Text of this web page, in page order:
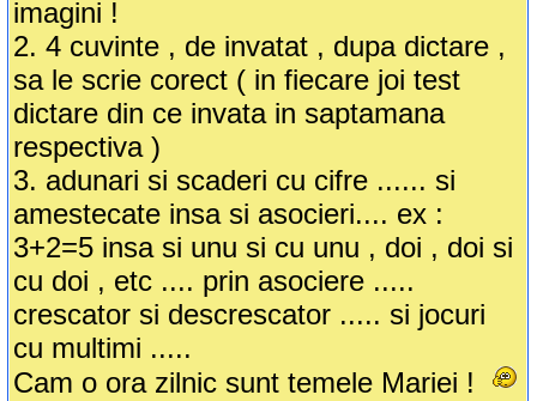
imagini !
2. 4 cuvinte , de invatat , dupa dictare ,
sa le scrie corect ( in fiecare joi test
dictare din ce invata in saptamana
respectiva )
3. adunari si scaderi cu cifre ...... si
amestecate insa si asocieri.... ex :
3+2=5 insa si unu si cu unu , doi , doi si
cu doi , etc .... prin asociere .....
crescator si descrescator ..... si jocuri
cu multimi .....
Cam o ora zilnic sunt temele Mariei !